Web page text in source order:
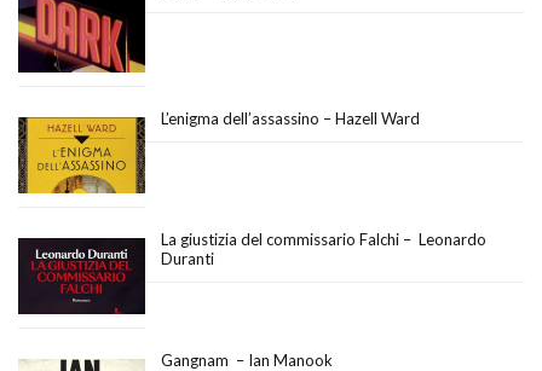
L’enigma dell’assassino – Hazell Ward
La giustizia del commissario Falchi – Leonardo
Duranti
Gangnam – Ian Manook